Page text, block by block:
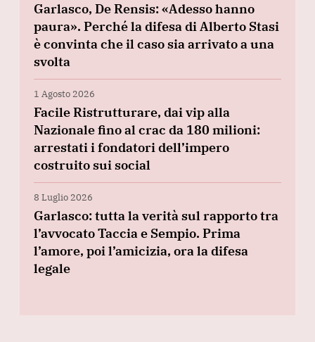
Garlasco, De Rensis: «Adesso hanno
paura». Perché la difesa di Alberto Stasi
è convinta che il caso sia arrivato a una
svolta
1 Agosto 2026
Facile Ristrutturare, dai vip alla
Nazionale fino al crac da 180 milioni:
arrestati i fondatori dell’impero
costruito sui social
8 Luglio 2026
Garlasco: tutta la verità sul rapporto tra
l’avvocato Taccia e Sempio. Prima
l’amore, poi l’amicizia, ora la difesa
legale